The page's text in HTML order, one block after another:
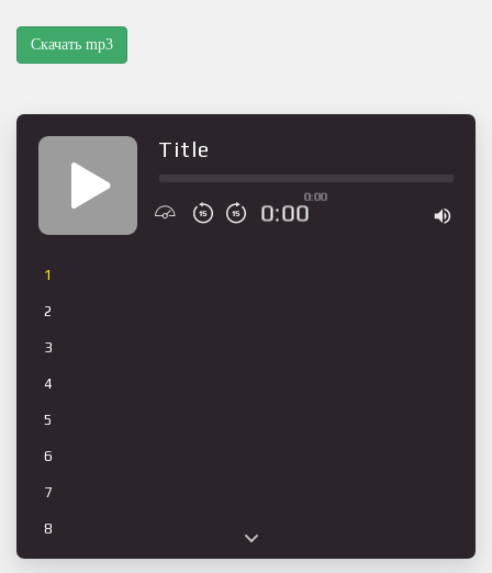
Скачать mp3
Title
0:00
0:00
1
2
3
4
5
6
7
8